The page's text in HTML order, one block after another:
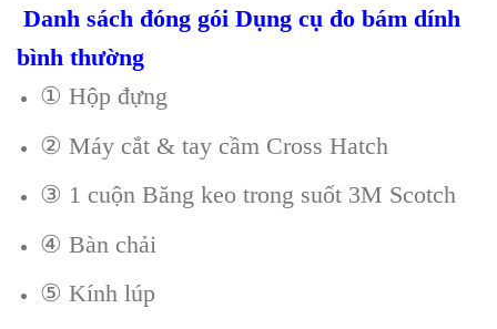
Danh sách đóng gói Dụng cụ đo bám dính
bình thường
① Hộp đựng
② Máy cắt & tay cầm Cross Hatch
③ 1 cuộn Băng keo trong suốt 3M Scotch
④ Bàn chải
⑤ Kính lúp